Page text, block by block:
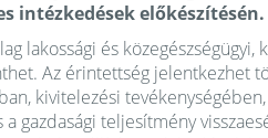
intézkedések előkészítésén.
lakossági és
Az érintettség jelentkezhet
kivitelezési
gazdasági teljesítmény